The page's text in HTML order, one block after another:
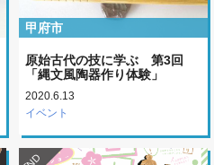
甲府市
原始古代の技に学ぶ 第3回
「縄文風陶器作り体験」
2020.6.13
イベント